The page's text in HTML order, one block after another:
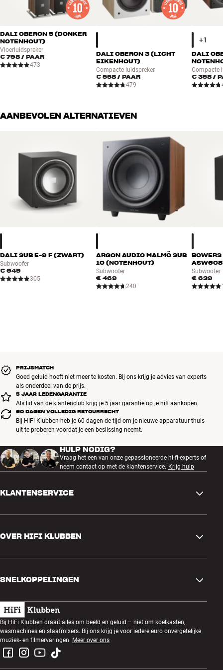
DALI OBERON 5 (DONKER
NOTENHOUT)
Vloerluidspreker
€ 798 / PAAR
473
DALI OBERON 3 (LICHT
EIKENHOUT)
Compacte luidspreker
€ 558/ PAAR
479
DALI
Compacte
€ 358 /
AANBEVOLEN ALTERNATIEVEN
DALI SUB E-9 F (ZWART)
Subwoofer
€ 649
305
ARGON AUDIO MALMÖ SUB
10 (NOTENHOUT)
Subwoofer
€ 469
240
ASW608
Subwoofer
€ 639
PRIJSMATCH
Goed geluid hoeft niet meer te kosten. Bij ons krijg je advies van experts
als onderdeel van de prijs.
5 JAAR LEDENGARANTIE
Als lid van de klantenclub krijg je 5 jaar garantie op je hifi aankopen.
60 DAGEN VOLLEDIG RETOURRECHT
Bij HiFi Klubben heb je 60 dagen de tijd om je nieuwe apparatuur thuis
uit te proberen voordat je een beslissing neemt.
HULP NODIG?
Vraag het een van onze gepassioneerde hi-fi-experts of
neem contact op met de klantenservice. Krijg hulp
KLANTENSERVICE
Ruilen en retourneren
Bestelling herroepen
Algemene voorwaarden
Privacybeleid
OVER HIFI KLUBBEN
Klantenclub
Luisteravond
Prijsvragen
Werken bij HiFi Klubben
SNELKOPPELINGEN
Cadeaubonnen
Bouwen met geluid
Montage en installatie
Bij HiFi Klubben draait alles om beeld en geluid – niet om koelkasten,
wasmachines en staafmixers. Bij ons krijg je voor iedere euro onvergetelijke
muziek- en filmervaringen. Meer over ons